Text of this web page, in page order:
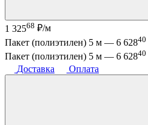
1 32568 ₽/м
Пакет (полиэтилен) 5 м — 6 62840
Пакет (полиэтилен) 5 м — 6 62840
Доставка
Оплата